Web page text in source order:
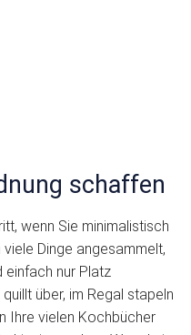
schaffen
wenn Sie minimalistisch
Dinge angesammelt,
einfach nur Platz
über, im Regal stapeln
Ihre vielen Kochbücher